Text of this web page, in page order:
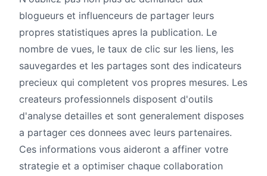
blogueurs et influenceurs de partager leurs
propres statistiques apres la publication. Le
nombre de vues, le taux de clic sur les liens, les
sauvegardes et les partages sont des indicateurs
precieux qui completent vos propres mesures. Les
createurs professionnels disposent d'outils
d'analyse detailles et sont generalement disposes
a partager ces donnees avec leurs partenaires.
Ces informations vous aideront a affiner votre
strategie et a optimiser chaque collaboration